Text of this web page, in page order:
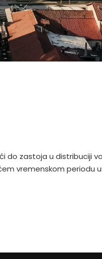
do zastoja u distribuciji
vremenskom periodu